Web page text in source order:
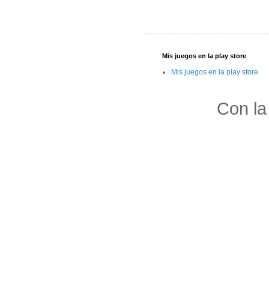
Mis juegos en la play store
Mis juegos en la play store
Con